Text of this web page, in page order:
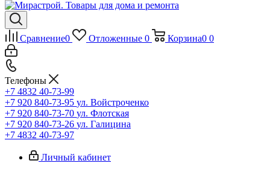
Сравнение0 Отложенные 0 Корзина0 0
Телефоны
+7 4832 40-73-99
+7 920 840-73-95 ул. Войстроченко
+7 920 840-73-70 ул. Флотская
+7 920 840-73-26 ул. Галицина
+7 4832 40-73-97
Личный кабинет